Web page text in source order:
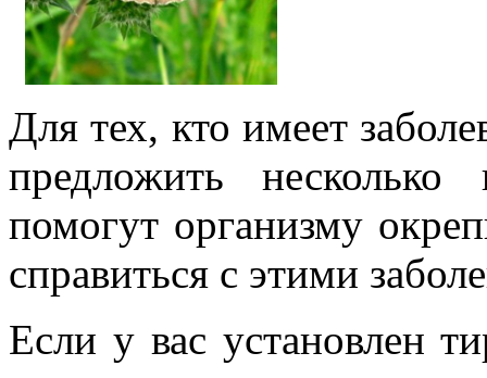
Для тех, кто имеет
предложить
помогут организму
справиться с этими
Если у вас установлен